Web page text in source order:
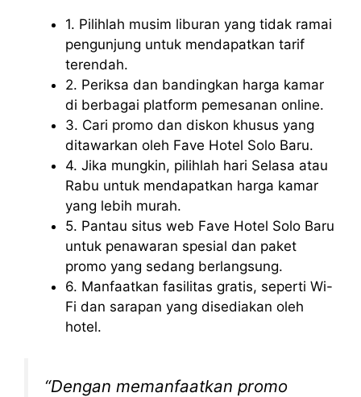
1. Pilihlah musim liburan yang tidak ramai
pengunjung untuk mendapatkan tarif
terendah.
2. Periksa dan bandingkan harga kamar
di berbagai platform pemesanan online.
3. Cari promo dan diskon khusus yang
ditawarkan oleh Fave Hotel Solo Baru.
4. Jika mungkin, pilihlah hari Selasa atau
Rabu untuk mendapatkan harga kamar
yang lebih murah.
5. Pantau situs web Fave Hotel Solo Baru
untuk penawaran spesial dan paket
promo yang sedang berlangsung.
6. Manfaatkan fasilitas gratis, seperti Wi-
Fi dan sarapan yang disediakan oleh
hotel.
“Dengan memanfaatkan promo